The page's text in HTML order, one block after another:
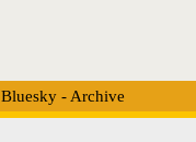
Bluesky- Archive